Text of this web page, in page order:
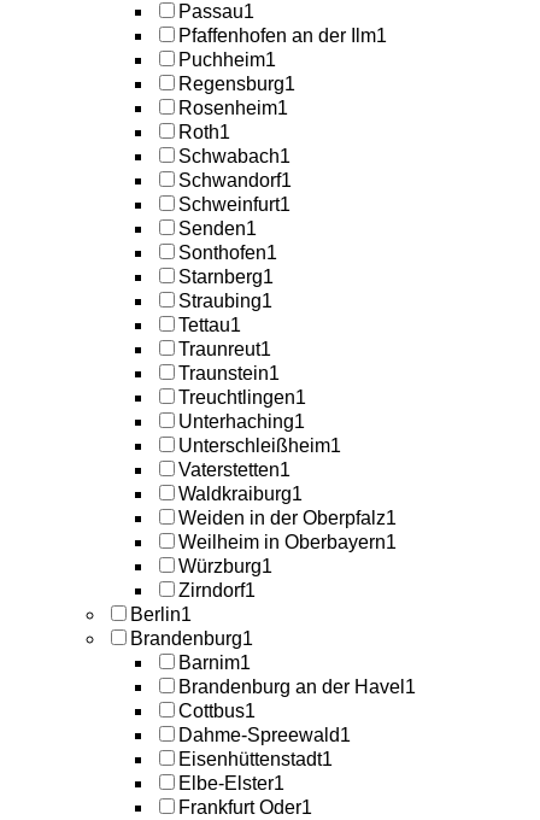
Passau1
Pfaffenhofen an der Ilm1
Puchheim1
Regensburg1
Rosenheim1
Roth1
Schwabach1
Schwandorf1
Schweinfurt1
Senden1
Sonthofen1
Starnberg1
Straubing1
Tettau1
Traunreut1
Traunstein1
Treuchtlingen1
Unterhaching1
Unterschleißheim1
Vaterstetten1
Waldkraiburg1
Weiden in der Oberpfalz1
Weilheim in Oberbayern1
Würzburg1
Zirndorf1
Berlin1
Brandenburg1
Barnim1
Brandenburg an der Havel 1
Cottbus1
Dahme-Spreewald1
Eisenhüttenstadt1
Elbe-Elster1
Frankfurt Oder1